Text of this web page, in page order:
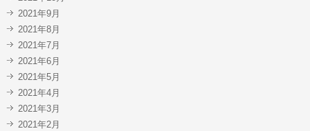
2021年9月
2021年8月
2021年7月
2021年6月
2021年5月
2021年4月
2021年3月
2021年2月